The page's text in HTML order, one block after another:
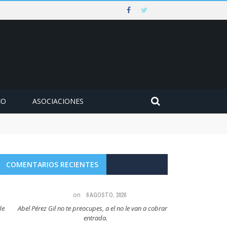
ASOCIACIONES
COMENTARIOS RECIENTES
6 AGOSTO, 2026
Abel Pérez Gil no te preocupes, a el no le van a cobrar la
entrada.